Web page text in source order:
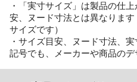
・「実寸サイズ」は製品の仕
安、ヌード寸法とは異なりま
サイズです）
・サイズ目安、ヌード寸法、
記号でも、メーカーや商品の